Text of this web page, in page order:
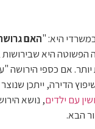
היא: "האם
הפשוטה היא שבירושות
אם כספי הירושה
הדירה, ייתכן
עם ילדים, נושא
הבא.